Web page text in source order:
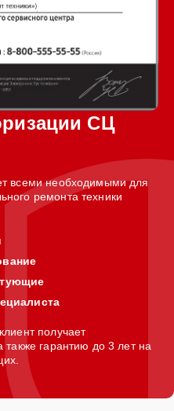
СЦ
всеми необходимыми для
ремонта техники
получает
также гарантию до 3 лет на